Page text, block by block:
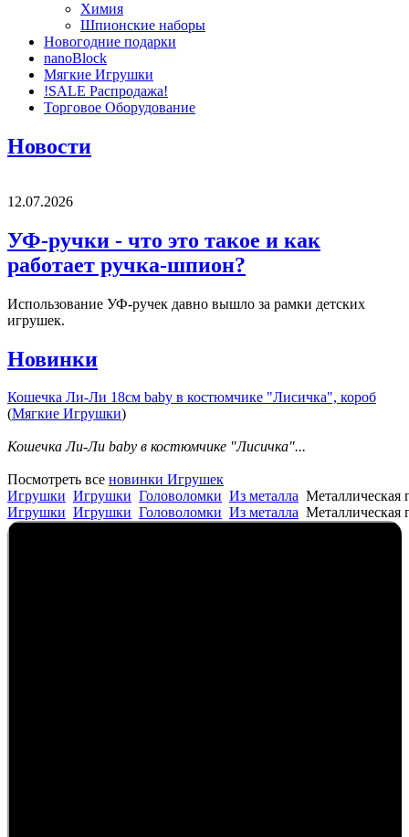
Химия
Шпионские наборы
Новогодние подарки
nanoBlock
Мягкие Игрушки
!SALE Распродажа!
Торговое Оборудование
Новости
12.07.2026
УФ-ручки - что это такое и как
работает ручка-шпион?
Использование УФ-ручек давно вышло за рамки детских
игрушек.
Новинки
Кошечка Ли-Ли 18см baby в костюмчике "Лисичка", короб
(Мягкие Игрушки)
Кошечка Ли-Ли baby в костюмчике "Лисичка"...
Посмотреть все новинки Игрушек
Игрушки Игрушки Головоломки Из металла Металлическая
Игрушки Игрушки Головоломки Из металла Металлическая